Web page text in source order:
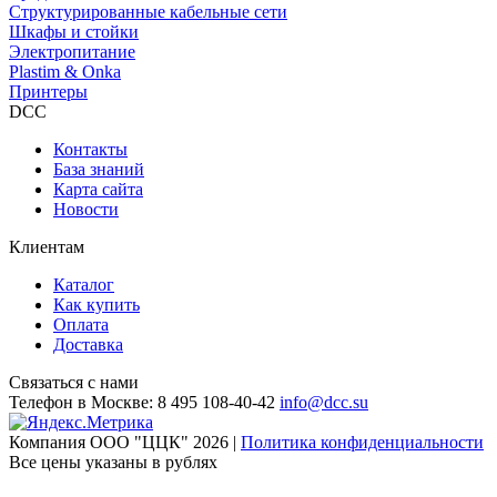
Структурированные кабельные сети
Шкафы и стойки
Электропитание
Plastim & Onka
Принтеры
DCC
Контакты
База знаний
Карта сайта
Новости
Клиентам
Каталог
Как купить
Оплата
Доставка
Связаться с нами
Телефон в Москве: 8 495 108-40-42 info@dcc.su
Компания ООО "ЦЦК" 2026 | Политика конфиденциальности
Все цены указаны в рублях